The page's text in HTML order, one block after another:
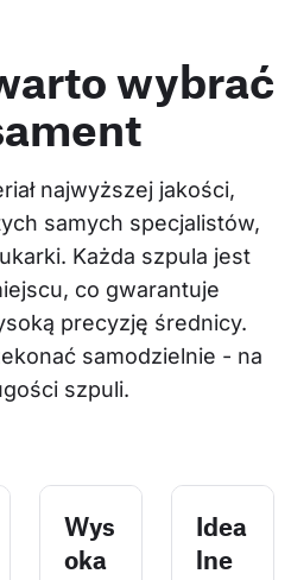
wybrać
najwyższej jakości,
samych specjalistów,
Każda szpula jest
co gwarantuje
precyzję średnicy.
samodzielnie - na
szpuli.
Wys
oka
Idea
lne